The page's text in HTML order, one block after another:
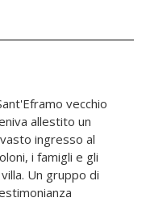
vecchio
allestito un
ingresso al
i famigli e gli
Un gruppo di